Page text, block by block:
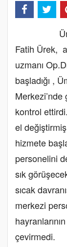
Ünlü ses
Fatih Ürek,
uzmanı
başladığı ,
kontrol
el
hizmete
personelini
sık
sıcak
merkezi
çevirmedi.